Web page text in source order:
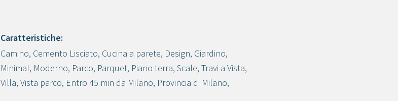
Crea progetto
Caratteristiche:
Camino, Cemento Lisciato, Cucina a parete, Design, Giardino,
Minimal, Moderno, Parco, Parquet, Piano terra, Scale, Travi a Vista,
Villa, Vista parco, Entro 45 min da Milano, Provincia di Milano,